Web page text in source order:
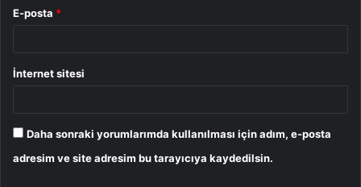
E-posta *
İnternet sitesi
Daha sonraki yorumlarımda kullanılması için adım, e-posta
adresim ve site adresim bu tarayıcıya kaydedilsin.